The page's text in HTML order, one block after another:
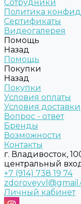
Сотрудники
Политика
Сертификаты
Видеогалерея
Помощь
Назад
Помощь
Покупки
Назад
Покупки
Условия оплаты
Условия доставки
Вопрос - ответ
Бренды
Возможности
Контакты
г. Владивосток,
центральный
+7 (914) 738 19 74
Личный кабинет